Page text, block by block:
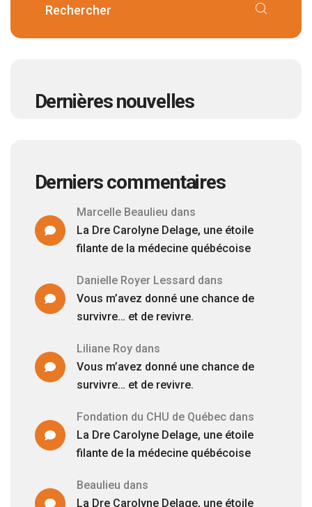
Dernières nouvelles
Derniers commentaires
Marcelle Beaulieu dans
La Dre Carolyne Delage, une étoile
filante de la médecine québécoise
Danielle Royer Lessard dans
Vous m’avez donné une chance de
survivre… et de revivre.
Liliane Roydans
Vous m’avez donné une chance de
survivre… et de revivre.
Fondation du CHU de Québecdans
La Dre Carolyne Delage, une étoile
filante de la médecine québécoise
Beaulieu dans
La Dre Carolyne Delage, une étoile